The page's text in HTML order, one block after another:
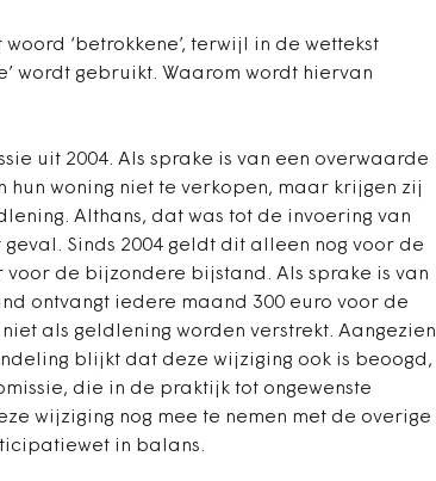
‘betrokkene’, terwijl in de wettekst
wordt gebruikt. Waarom wordt hiervan
uit 2004. Als sprake is van een overwaarde
hun woning niet te verkopen, maar krijgen zij
Althans, dat was tot de invoering van
geval. Sinds 2004 geldt dit alleen nog voor de
de bijzondere bijstand. Als sprake is van
ontvangt iedere maand 300 euro voor de
als geldlening worden verstrekt. Aangezien
blijkt dat deze wijziging ook is beoogd,
die in de praktijk tot ongewenste
wijziging nog mee te nemen met de overige
in balans.